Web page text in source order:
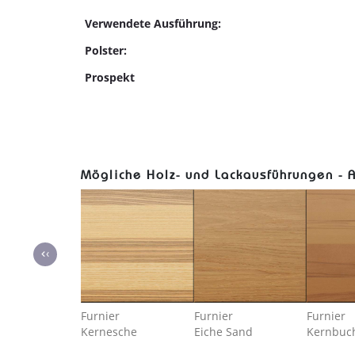
Verwendete Ausführung:
Polster:
Prospekt
Mögliche Holz- und Lackausführungen -
Furnier
Kernesche
Furnier
Eiche Sand
Furnier
‹